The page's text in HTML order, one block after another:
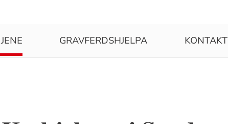
GRAVFERDSHJELPA KONTAKT